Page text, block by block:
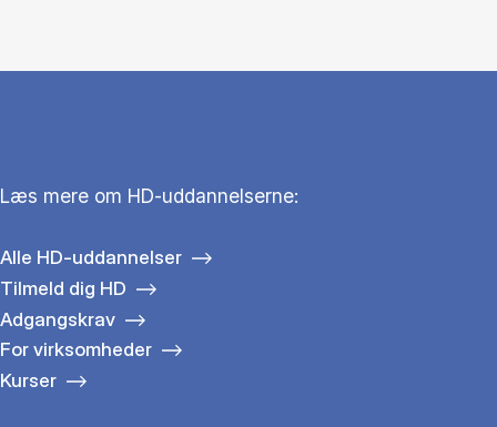
Læs mere om HD-uddannelserne:
Alle HD-uddannelser
Tilmeld dig HD
Adgangskrav
For virksomheder
Kurser